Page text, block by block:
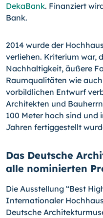
DekaBank. Finanziert
Bank.
2014 wurde der
verliehen. Kriterium war,
Nachhaltigkeit, äußere
Raumqualitäten wie
vorbildlichen Entwurf
Archi­tekten und
100 Meter hoch sind und
Jahren fertiggestellt
Das Deutsche
alle nominierten
Die Ausstellung “Best
Internationaler Hochhaus
Deutsche